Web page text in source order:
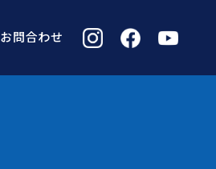
お問合わせ